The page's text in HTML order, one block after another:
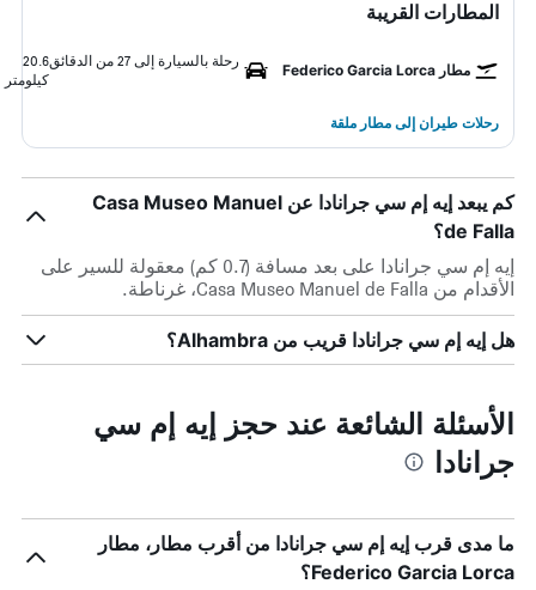
المطارات القريبة
مطار Federico Garcia Lorca
رحلة بالسيارة إلى 27 من الدقائق
20.6
كيلومتر
رحلات طيران إلى مطار ملقة
كم يبعد إيه إم سي جرانادا عن Casa Museo Manuel
de Falla؟
إيه إم سي جرانادا على بعد مسافة (0.7 كم) معقولة للسير على
الأقدام من Casa Museo Manuel de Falla، غرناطة.
هل إيه إم سي جرانادا قريب من Alhambra؟
الأسئلة الشائعة عند حجز إيه إم سي
جرانادا
ما مدى قرب إيه إم سي جرانادا من أقرب مطار، مطار
Federico Garcia Lorca؟